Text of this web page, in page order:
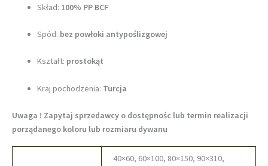
Skład: 100% PP BCF
Spód: bez powłoki antypoślizgowej
Kształt: prostokąt
Kraj pochodzenia: Turcja
Uwaga ! Zapytaj sprzedawcy o dostępnośc lub termin realizacji
porządanego koloru lub rozmiaru dywanu
40×60, 60×100, 80×150, 90×310,